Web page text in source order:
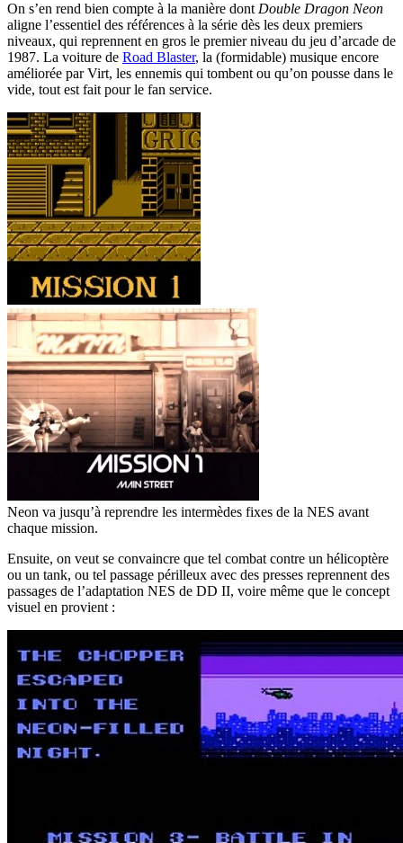
On s’en rend bien compte à la manière dont Double Dragon Neon
aligne l’essentiel des références à la série dès les deux premiers
niveaux, qui reprennent en gros le premier niveau du jeu d’arcade de
1987. La voiture de Road Blaster, la (formidable) musique encore
améliorée par Virt, les ennemis qui tombent ou qu’on pousse dans le
vide, tout est fait pour le fan service.
Neon va jusqu’à reprendre les intermèdes fixes de la NES avant
chaque mission.
Ensuite, on veut se convaincre que tel combat contre un hélicoptère
ou un tank, ou tel passage périlleux avec des presses reprennent des
passages de l’adaptation NES de DD II, voire même que le concept
visuel en provient :